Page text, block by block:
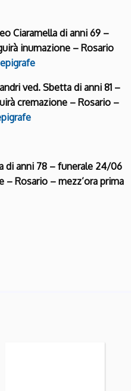
Ciaramella di anni 69 –
inumazione – Rosario
epigrafe
ved. Sbetta di anni 81 –
cremazione – Rosario –
di anni 78 – funerale 24/06
– Rosario – mezz’ora prima